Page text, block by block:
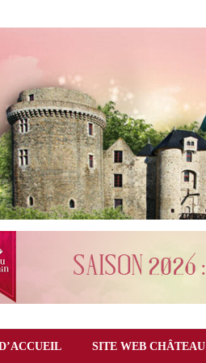
SITE WEB CHÂTEAU